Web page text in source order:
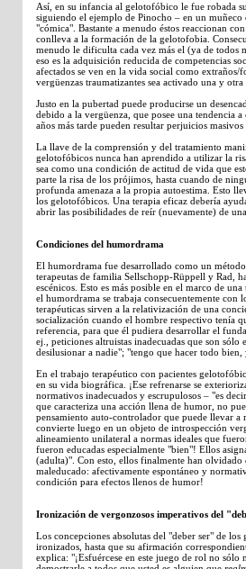
Así, en su infancia al gelotofóbico le fue robada
siguiendo el ejemplo de Pinocho – en un
"cómica". Bastante a menudo éstos reaccionan
conlleva a la formación de la gelotofobia.
menudo le dificulta cada vez más el (ya de todos
eso es la adquisición reducida de competencias
afectados se ven en la vida social como
vergüenzas traumatizantes sea activado una y otra
Justo en la pubertad puede producirse un
debido a la vergüenza, que posee una tendencia
años más tarde pueden resultar perjuicios masivos
La llave de la comprensión y del tratamiento
gelotofóbicos nunca han aprendido a utilizar la
sea como una condición de actitud de vida que
parte la risa de los prójimos, hasta cuando de
profunda amenaza a la propia autoestima. Esto
los gelotofóbicos. Una terapia eficaz debería
abrir las posibilidades de reír (nuevamente) de
Condiciones del humordrama
El humordrama fue desarrollado como un
terapeutas de familia Sellschopp-Rüppell y Rad,
escénicos. Esto es más posible en el marco de
el humordrama se trabaja consecuentemente
terapéuticas sirven a la relativización de una
socialización cuando el hombre respectivo tenía
referencia, para que él pudiera desarrollar el
ej., peticiones altruistas inadecuadas que son
desilusionar a nadie"; "tengo que hacer todo
En el trabajo terapéutico con pacientes
en su vida biográfica. ¡Ese refrenarse se
normativos inadecuados y escrupulosos – "es
que caracteriza una acción llena de humor, no
pensamiento auto-controlador que puede llevar
convierte luego en un objeto de introspección
alineamiento unilateral a normas ideales que
fueron educadas especialmente "bien"! Ellos
(adulta)". Con esto, ellos finalmente han
maleducado: afectivamente espontáneo y
condición para efectos llenos de humor!
Ironización de vergonzosos imperativos del
Los concepciones absolutas del "deber ser" de
ironizados, hasta que su afirmación
explica: "¡Esfuércese en este juego de rol no